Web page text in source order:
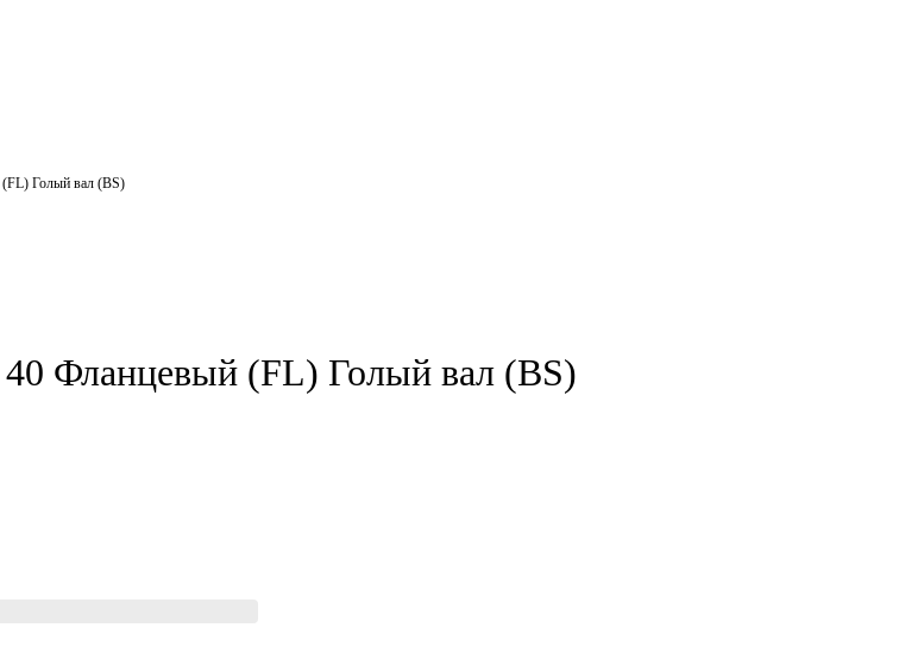
(FL) Голый вал (BS)
Фланцевый (FL) Голый вал (BS)